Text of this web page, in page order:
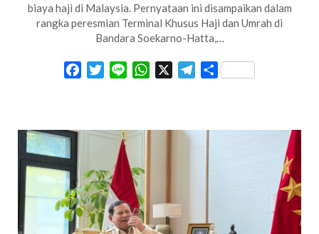
biaya haji di Malaysia. Pernyataan ini disampaikan dalam
rangka peresmian Terminal Khusus Haji dan Umrah di
Bandara Soekarno-Hatta,…
FacebookTwitterLine WhatsApp Telegram
Share